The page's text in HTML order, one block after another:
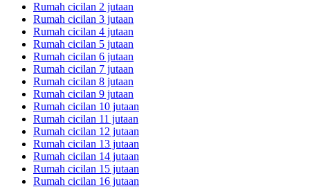
Rumah cicilan 2 jutaan
Rumah cicilan 3 jutaan
Rumah cicilan 4 jutaan
Rumah cicilan 5 jutaan
Rumah cicilan 6 jutaan
Rumah cicilan 7 jutaan
Rumah cicilan 8 jutaan
Rumah cicilan 9 jutaan
Rumah cicilan 10 jutaan
Rumah cicilan 11 jutaan
Rumah cicilan 12 jutaan
Rumah cicilan 13 jutaan
Rumah cicilan 14 jutaan
Rumah cicilan 15 jutaan
Rumah cicilan 16 jutaan